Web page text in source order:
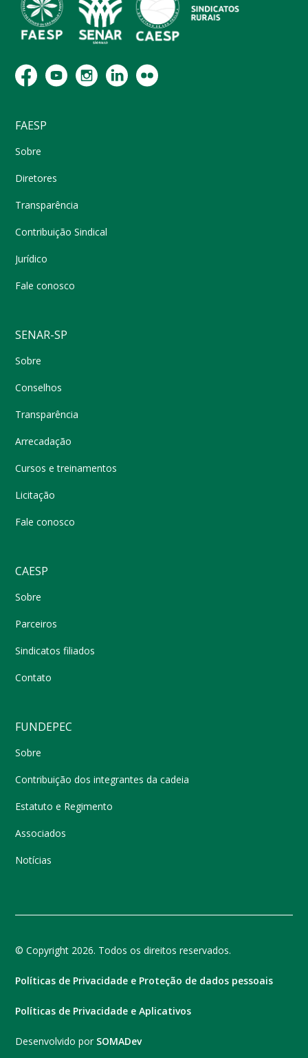
FAESP
Sobre
Diretores
Transparência
Contribuição Sindical
Jurídico
Fale conosco
SENAR-SP
Sobre
Conselhos
Transparência
Arrecadação
Cursos e treinamentos
Licitação
Fale conosco
CAESP
Sobre
Parceiros
Sindicatos filiados
Contato
FUNDEPEC
Sobre
Contribuição dos integrantes da cadeia
Estatuto e Regimento
Associados
Notícias
© Copyright 2026. Todos os direitos reservados.
Políticas de Privacidade e Proteção de dados pessoais
Políticas de Privacidade e Aplicativos
Desenvolvido por SOMADev